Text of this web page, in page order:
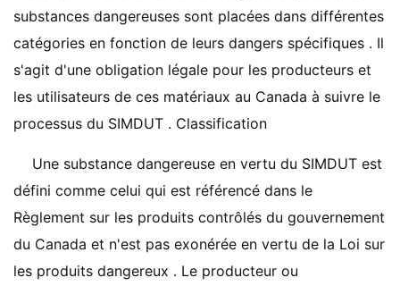
substances dangereuses sont placées dans différentes
catégories en fonction de leurs dangers spécifiques . Il
s'agit d'une obligation légale pour les producteurs et
les utilisateurs de ces matériaux au Canada à suivre le
processus du SIMDUT . Classification
Une substance dangereuse en vertu du SIMDUT est
défini comme celui qui est référencé dans le
Règlement sur les produits contrôlés du gouvernement
du Canada et n'est pas exonérée en vertu de la Loi sur
les produits dangereux . Le producteur ou